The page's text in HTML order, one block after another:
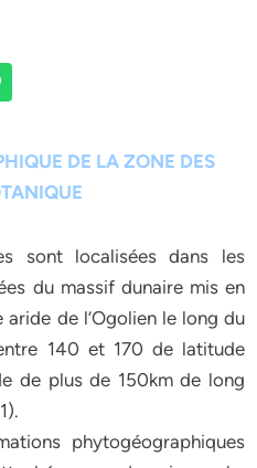
DE LA ZONE DES
sont localisées dans les
du massif dunaire mis en
aride de l’Ogolien le long du
140 et 170 de latitude
de plus de 150km de long
phytogéographiques